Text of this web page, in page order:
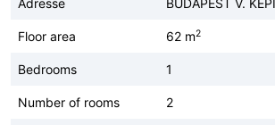
Floor area 62 m2
Bedrooms 1
Number of rooms 2